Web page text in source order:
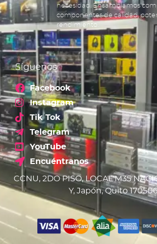
necesidad. Ensamblamos
componentes de calidad,
rendimiento.
Síguenos
Facebook
Instagram
Tik Tok
Telegram
YouTube
Encuéntranos
CCNU, 2DO PISO, LOCAL M35
Y, Japón, Quito